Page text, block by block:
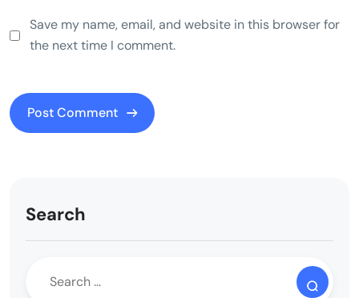
Save my name, email, and website in this browser for
the next time I comment.
Search